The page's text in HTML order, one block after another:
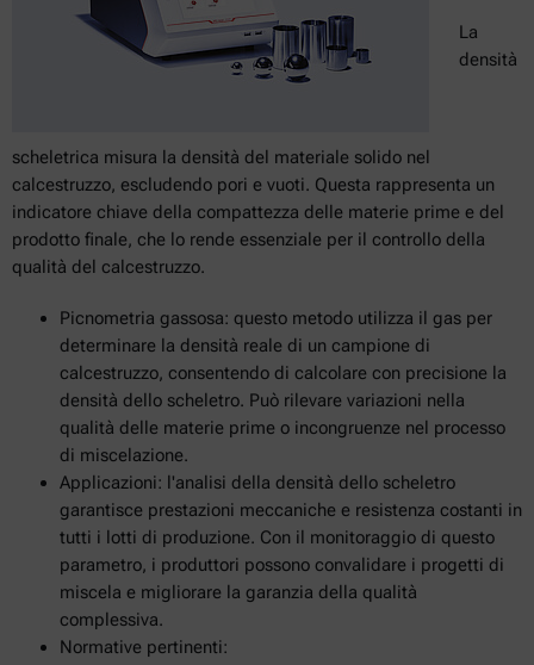
La
densità
scheletrica misura la densità del materiale solido nel
calcestruzzo, escludendo pori e vuoti. Questa rappresenta un
indicatore chiave della compattezza delle materie prime e del
prodotto finale, che lo rende essenziale per il controllo della
qualità del calcestruzzo.
Picnometria gassosa: questo metodo utilizza il gas per
determinare la densità reale di un campione di
calcestruzzo, consentendo di calcolare con precisione la
densità dello scheletro. Può rilevare variazioni nella
qualità delle materie prime o incongruenze nel processo
di miscelazione.
Applicazioni: l'analisi della densità dello scheletro
garantisce prestazioni meccaniche e resistenza costanti in
tutti i lotti di produzione. Con il monitoraggio di questo
parametro, i produttori possono convalidare i progetti di
miscela e migliorare la garanzia della qualità
complessiva.
Normative pertinenti: